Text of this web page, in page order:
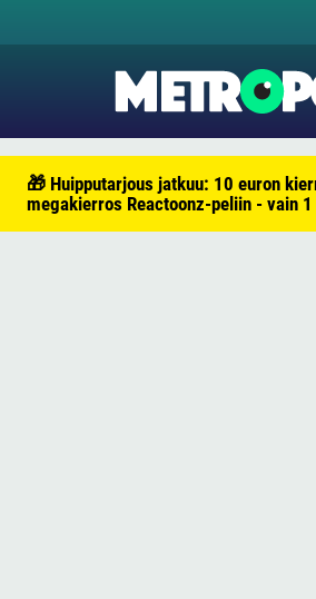
🎁 Huipputarjous jatkuu: 10 euron
megakierros Reactoonz-peliin - vain